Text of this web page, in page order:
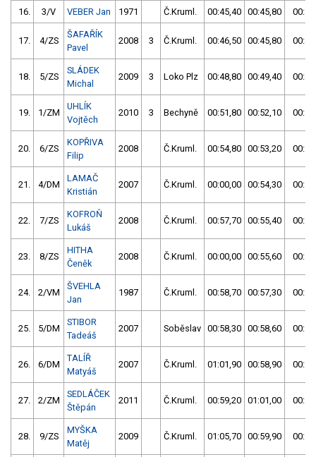
16. 3/V VEBER Jan 1971 Č.Kruml. 00:45,40 00:45,80
17. 4/ZS
ŠAFAŘÍK
Pavel
2008 3 Č.Kruml. 00:46,50 00:45,80
18. 5/ZS
SLÁDEK
Michal
2009 3 Loko Plz 00:48,80 00:49,40
19. 1/ZM
UHLÍK
Vojtěch
2010 3 Bechyně 00:51,80 00:52,10
20. 6/ZS
KOPŘIVA
Filip
2008 Č.Kruml. 00:54,80 00:53,20
21. 4/DM
LAMAČ
Kristián
2007 Č.Kruml. 00:00,00 00:54,30
22. 7/ZS
KOFROŇ
Lukáš
2008 Č.Kruml. 00:57,70 00:55,40
23. 8/ZS
HITHA
Čeněk
2008 Č.Kruml. 00:00,00 00:55,60
24. 2/VM
ŠVEHLA
Jan
1987 Č.Kruml. 00:58,70 00:57,30
25. 5/DM
STIBOR
Tadeáš
2007 Soběslav 00:58,30 00:58,60
26. 6/DM
TALÍŘ
Matyáš
2007 Č.Kruml. 01:01,90 00:58,90
27. 2/ZM
SEDLÁČEK
Štěpán
2011 Č.Kruml. 00:59,20 01:01,00
28. 9/ZS
MYŠKA
Matěj
2009 Č.Kruml. 01:05,70 00:59,90